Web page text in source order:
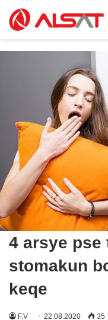
4 arsye pse
stomakun
keqe
F.V 22.08.2020 35